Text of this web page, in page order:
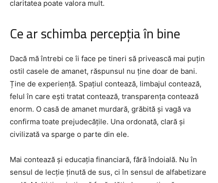
claritatea poate valora mult.
Ce ar schimba percepția în bine
Dacă mă întrebi ce îi face pe tineri să privească mai puțin
ostil casele de amanet, răspunsul nu ține doar de bani.
Ține de experiență. Spațiul contează, limbajul contează,
felul în care ești tratat contează, transparența contează
enorm. O casă de amanet murdară, grăbită și vagă va
confirma toate prejudecățile. Una ordonată, clară și
civilizată va sparge o parte din ele.
Mai contează și educația financiară, fără îndoială. Nu în
sensul de lecție ținută de sus, ci în sensul de alfabetizare